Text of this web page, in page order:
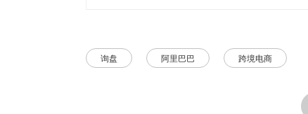
询盘 阿里巴巴 跨境电商